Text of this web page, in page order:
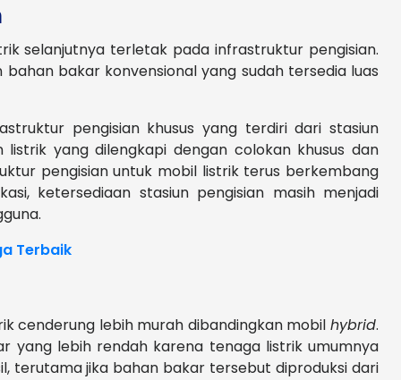
selanjutnya terletak pada infrastruktur pengisian.
bahan bakar konvensional yang sudah tersedia luas
pengisian khusus yang terdiri dari stasiun
listrik yang dilengkapi dengan colokan khusus dan
pengisian untuk mobil listrik terus berkembang
ketersediaan stasiun pengisian masih menjadi
Terbaik
cenderung lebih murah dibandingkan mobil hybrid.
yang lebih rendah karena tenaga listrik umumnya
terutama jika bahan bakar tersebut diproduksi dari